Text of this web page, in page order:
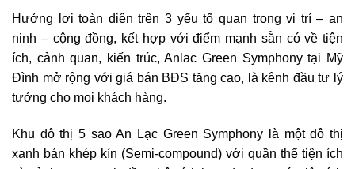
Hưởng lợi toàn diện trên 3 yếu tố quan trọng vị trí – an
ninh – cộng đồng, kết hợp với điểm mạnh sẵn có về tiện
ích, cảnh quan, kiến trúc, Anlac Green Symphony tại Mỹ
Đình mở rộng với giá bán BĐS tăng cao, là kênh đầu tư lý
tưởng cho mọi khách hàng.
Khu đô thị 5 sao An Lạc Green Symphony là một đô thị
xanh bán khép kín (Semi-compound) với quần thể tiện ích